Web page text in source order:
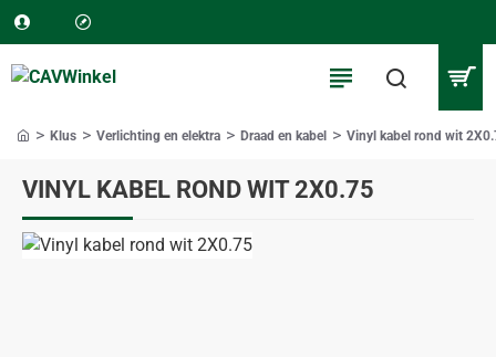
VINYL KABEL ROND WIT 2X0.75
Klus Verlichting en elektra Draad en kabel Vinyl kabel rond wit